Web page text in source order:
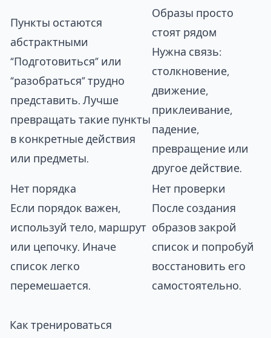
Пункты остаются
абстрактными
“Подготовиться” или
“разобраться” трудно
представить. Лучше
превращать такие пункты
в конкретные действия
или предметы.
Образы просто
стоят рядом
Нужна связь:
столкновение,
движение,
приклеивание,
падение,
превращение или
другое действие.
Нет порядка
Если порядок важен,
используй тело, маршрут
или цепочку. Иначе
список легко
перемешается.
Нет проверки
После создания
образов закрой
список и попробуй
восстановить его
самостоятельно.
Как тренироваться